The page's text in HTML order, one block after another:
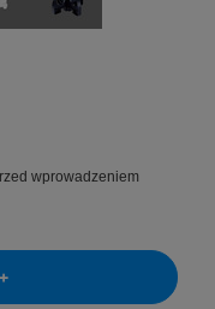
wprowadzeniem